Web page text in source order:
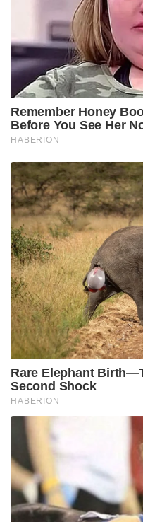
Remember Honey
Before You See Her
HABERION
Rare Elephant
Second Shock
HABERION